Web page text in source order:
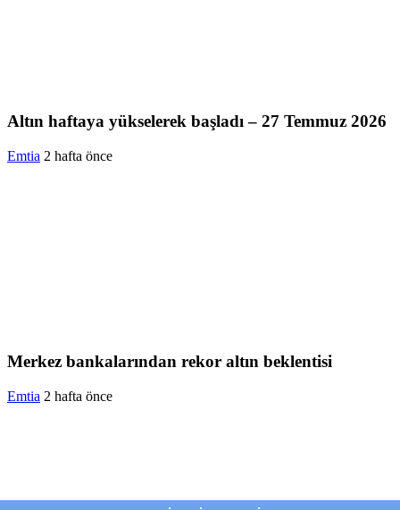
Altın haftaya yükselerek başladı – 27 Temmuz 2026
Emtia 2 hafta önce
Merkez bankalarından rekor altın beklentisi
Emtia 2 hafta önce